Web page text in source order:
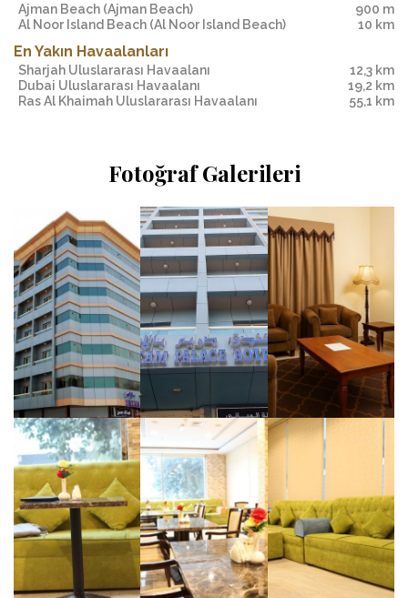
Ajman Beach (Ajman Beach)
900 m
Al Noor Island Beach (Al Noor Island Beach) 10 km
En Yakın Havaalanları
Sharjah Uluslararası Havaalanı
12,3 km
Dubai Uluslararası Havaalanı
19,2 km
Ras Al Khaimah Uluslararası Havaalanı
55,1 km
Fotoğraf Galerileri